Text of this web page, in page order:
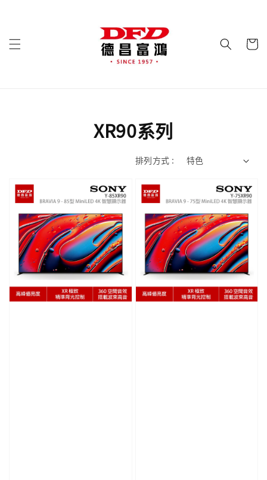
XR90系列
排列方式 :